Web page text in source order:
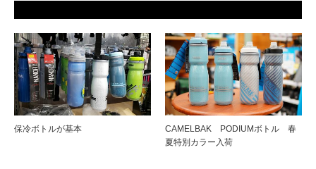
保冷ボトルが基本
CAMELBAK PODIUMボトル 春
夏特別カラー入荷